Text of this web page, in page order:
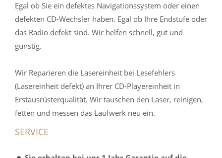
Egal ob Sie ein defektes Navigationssystem oder einen
defekten CD-Wechsler haben. Egal ob Ihre Endstufe oder
das Radio defekt sind. Wir helfen schnell, gut und
günstig.
Wir Reparieren die Lasereinheit bei Lesefehlers
(Lasereinheit defekt) an Ihrer CD-Playereinheit in
Erstausrüsterqualität. Wir tauschen den Laser, reinigen,
fetten und messen das Laufwerk neu ein.
SERVICE